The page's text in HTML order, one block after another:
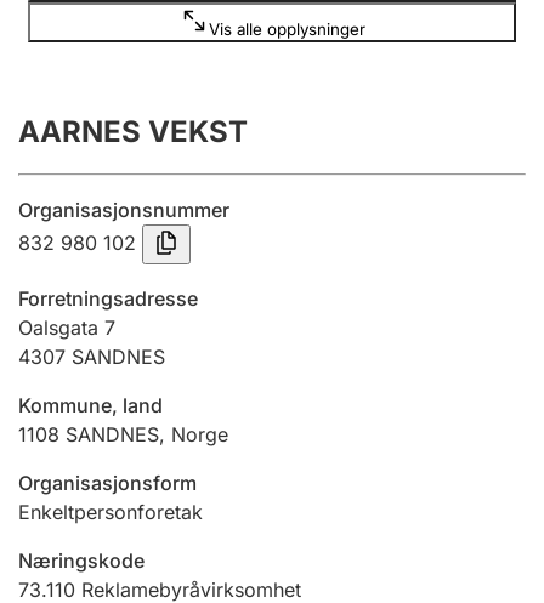
Årsregnskap
Innsending og forsinkelsesgebyr
Tinglysing
Jeger
Ektepaktveileder
Offentlig sektor
Vis alle opplysninger
AARNES VEKST
Organisasjonsnummer
832 980 102
Forretningsadresse
Oalsgata 7
4307 SANDNES
Kommune, land
1108 SANDNES, Norge
Organisasjonsform
Enkeltpersonforetak
Næringskode
73.110 Reklamebyråvirksomhet